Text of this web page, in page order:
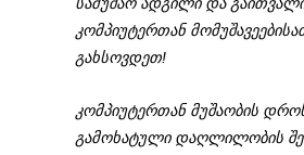
კომპიუტერთან
გახსოვდეთ!
კომპიუტერთან მუშაობის
გამოხატული დაღლილობის